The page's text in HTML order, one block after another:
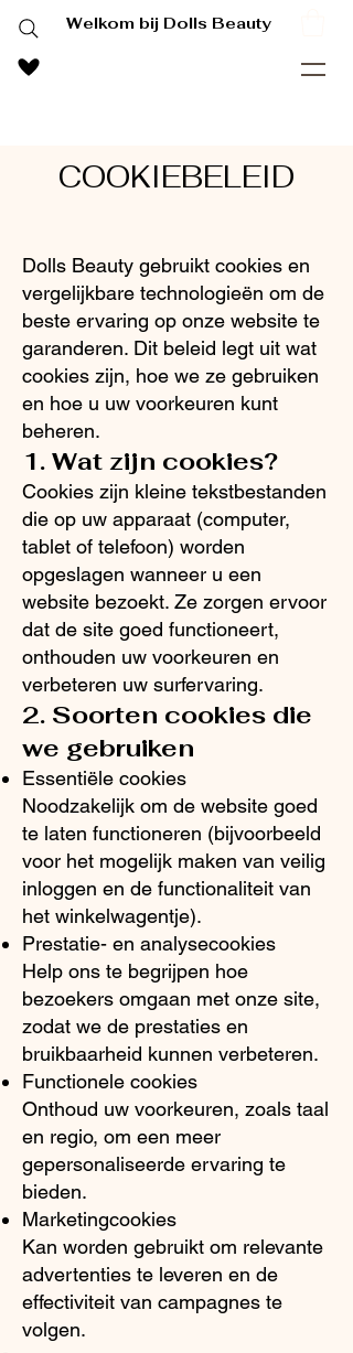
Welkom bij Dolls Beauty
COOKIEBELEID
Dolls Beauty gebruikt cookies en
vergelijkbare technologieën om de
beste ervaring op onze website te
garanderen. Dit beleid legt uit wat
cookies zijn, hoe we ze gebruiken
en hoe u uw voorkeuren kunt
beheren.
1. Wat zijn cookies?
Cookies zijn kleine tekstbestanden
die op uw apparaat (computer,
tablet of telefoon) worden
opgeslagen wanneer u een
website bezoekt. Ze zorgen ervoor
dat de site goed functioneert,
onthouden uw voorkeuren en
verbeteren uw surfervaring.
2. Soorten cookies die
we gebruiken
Essentiële cookies
Noodzakelijk om de website goed
te laten functioneren (bijvoorbeeld
voor het mogelijk maken van veilig
inloggen en de functionaliteit van
het winkelwagentje).
Prestatie- en analysecookies
Help ons te begrijpen hoe
bezoekers omgaan met onze site,
zodat we de prestaties en
bruikbaarheid kunnen verbeteren.
Functionele cookies
Onthoud uw voorkeuren, zoals taal
en regio, om een meer
gepersonaliseerde ervaring te
bieden.
Marketingcookies
Kan worden gebruikt om relevante
advertenties te leveren en de
effectiviteit van campagnes te
volgen.